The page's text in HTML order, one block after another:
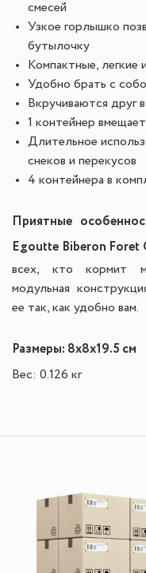
смесей
Узкое горлышко
бутылочку
Компактные, легкие
Удобно брать с
Вкручиваются друг
1 контейнер
Длительное
снеков и перекусов
4 контейнера в
Приятные
Egoutte Biberon Foret
всех, кто кормит
модульная
ее так, как удобно вам.
Размеры: 8x8x19.5 cм
Вес: 0.126 кг